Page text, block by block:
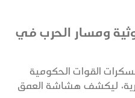
ومسار الحرب في
القوات الحكومية
ليكشف هشاشة العمق